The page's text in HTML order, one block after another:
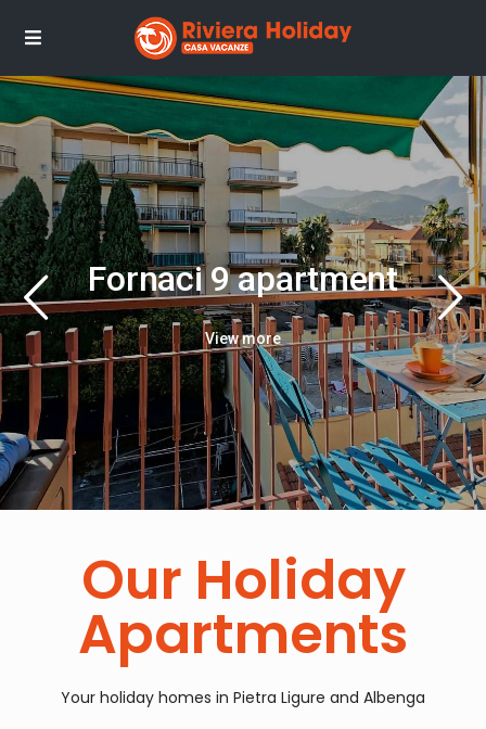
Fornaci 9 apartment
View more
Our Holiday
Apartments
Your holiday homes in Pietra Ligure and Albenga